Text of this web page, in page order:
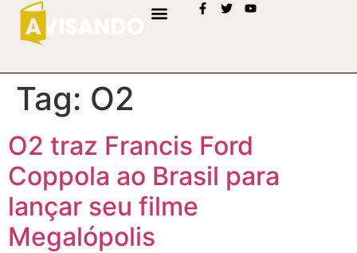
Tag: O2
O2 traz Francis Ford
Coppola ao Brasil para
lançar seu filme
Megalópolis